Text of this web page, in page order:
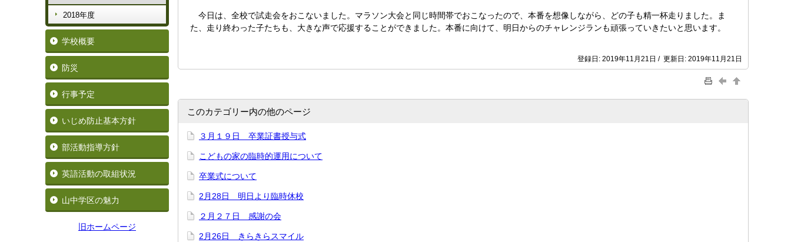
2018年度
学校概要
防災
行事予定
いじめ防止基本方針
部活動指導方針
英語活動の取組状況
山中学区の魅力
旧ホームページ
今日は、全校で試走会をおこないました。マラソン大会と同じ時間帯でおこなったので、本番を想像しながら、どの子も精一杯走りました。ま
た、走り終わった子たちも、大きな声で応援することができました。本番に向けて、明日からのチャレンジランも頑張っていきたいと思います。
登録日: 2019年11月21日 / 更新日: 2019年11月21日
このカテゴリー内の他のページ
３月１９日 卒業証書授与式
こどもの家の臨時的運用について
卒業式について
2月28日 明日より臨時休校
２月２７日 感謝の会
2月26日 きらきらスマイル